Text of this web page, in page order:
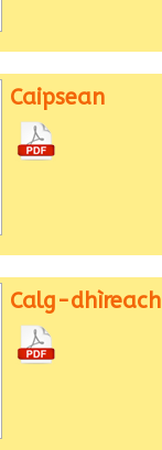
Caipsean
Calg-dhìreach